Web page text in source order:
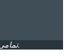
© تمامی حقوق مطالب برای این سایت محفوظ است.